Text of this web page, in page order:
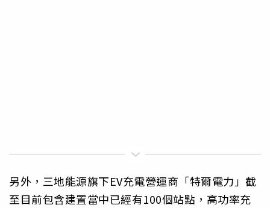
另外，三地能源旗下EV充電營運商「特爾電力」截
至目前包含建置當中已經有100個站點，高功率充